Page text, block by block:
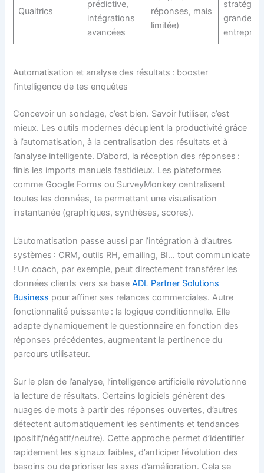
Qualtrics
prédictive,
intégrations
avancées
réponses, mais
limitée)
grandes
Automatisation et analyse des résultats : booster
l’intelligence de tes enquêtes
Concevoir un sondage, c’est bien. Savoir l’utiliser, c’est
mieux. Les outils modernes décuplent la productivité grâce
à l’automatisation, à la centralisation des résultats et à
l’analyse intelligente. D’abord, la réception des réponses :
finis les imports manuels fastidieux. Les plateformes
comme Google Forms ou SurveyMonkey centralisent
toutes les données, te permettant une visualisation
instantanée (graphiques, synthèses, scores).
L’automatisation passe aussi par l’intégration à d’autres
systèmes : CRM, outils RH, emailing, BI… tout communicate
! Un coach, par exemple, peut directement transférer les
données clients vers sa baseADL Partner Solutions
Business pour affiner ses relances commerciales. Autre
fonctionnalité puissante : la logique conditionnelle. Elle
adapte dynamiquement le questionnaire en fonction des
réponses précédentes, augmentant la pertinence du
parcours utilisateur.
Sur le plan de l’analyse, l’intelligence artificielle révolutionne
la lecture de résultats. Certains logiciels génèrent des
nuages de mots à partir des réponses ouvertes, d’autres
détectent automatiquement les sentiments et tendances
(positif/négatif/neutre). Cette approche permet d’identifier
rapidement les signaux faibles, d’anticiper l’évolution des
besoins ou de prioriser les axes d’amélioration. Cela se